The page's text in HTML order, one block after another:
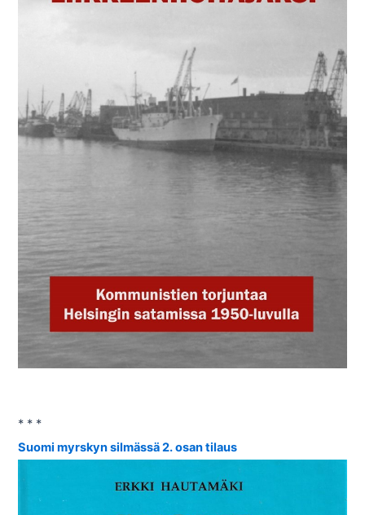
* * *
Suomi myrskyn silmässä 2. osan tilaus